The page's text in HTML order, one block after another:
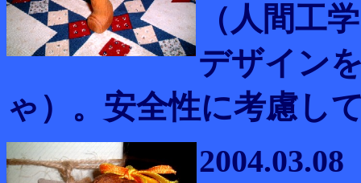
（人間工
デザイン
ゃ）。安全性に考慮し
2004.03.08